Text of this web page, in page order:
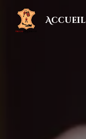
Accueil